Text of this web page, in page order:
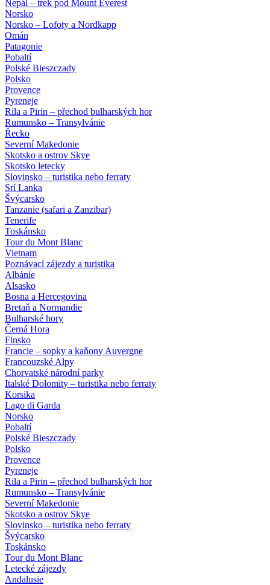
Nepál – trek pod Mount Everest
Norsko
Norsko – Lofoty a Nordkapp
Omán
Patagonie
Pobaltí
Polské Bieszczady
Polsko
Provence
Pyreneje
Rila a Pirin – přechod bulharských hor
Rumunsko – Transylvánie
Řecko
Severní Makedonie
Skotsko a ostrov Skye
Skotsko letecky
Slovinsko – turistika nebo ferraty
Srí Lanka
Švýcarsko
Tanzanie (safari a Zanzibar)
Tenerife
Toskánsko
Tour du Mont Blanc
Vietnam
Poznávací zájezdy a turistika
Albánie
Alsasko
Bosna a Hercegovina
Bretaň a Normandie
Bulharské hory
Černá Hora
Finsko
Francie – sopky a kaňony Auvergne
Francouzské Alpy
Chorvatské národní parky
Italské Dolomity – turistika nebo ferraty
Korsika
Lago di Garda
Norsko
Pobaltí
Polské Bieszczady
Polsko
Provence
Pyreneje
Rila a Pirin – přechod bulharských hor
Rumunsko – Transylvánie
Severní Makedonie
Skotsko a ostrov Skye
Slovinsko – turistika nebo ferraty
Švýcarsko
Toskánsko
Tour du Mont Blanc
Letecké zájezdy
Andalusie